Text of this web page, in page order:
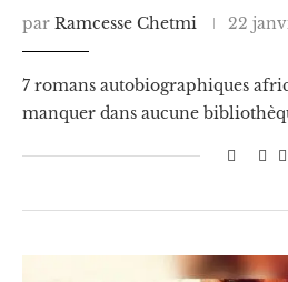
par Ramcesse Chetmi 22
7 romans autobiographiques
manquer dans aucune